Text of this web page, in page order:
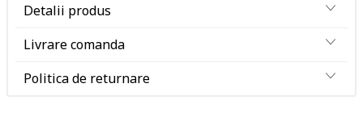
Detalii produs
Livrare comanda
Politica de returnare